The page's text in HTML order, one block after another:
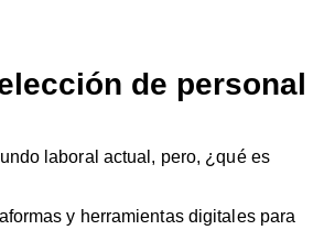
de personal
laboral actual, pero, ¿qué es
y herramientas digitales para